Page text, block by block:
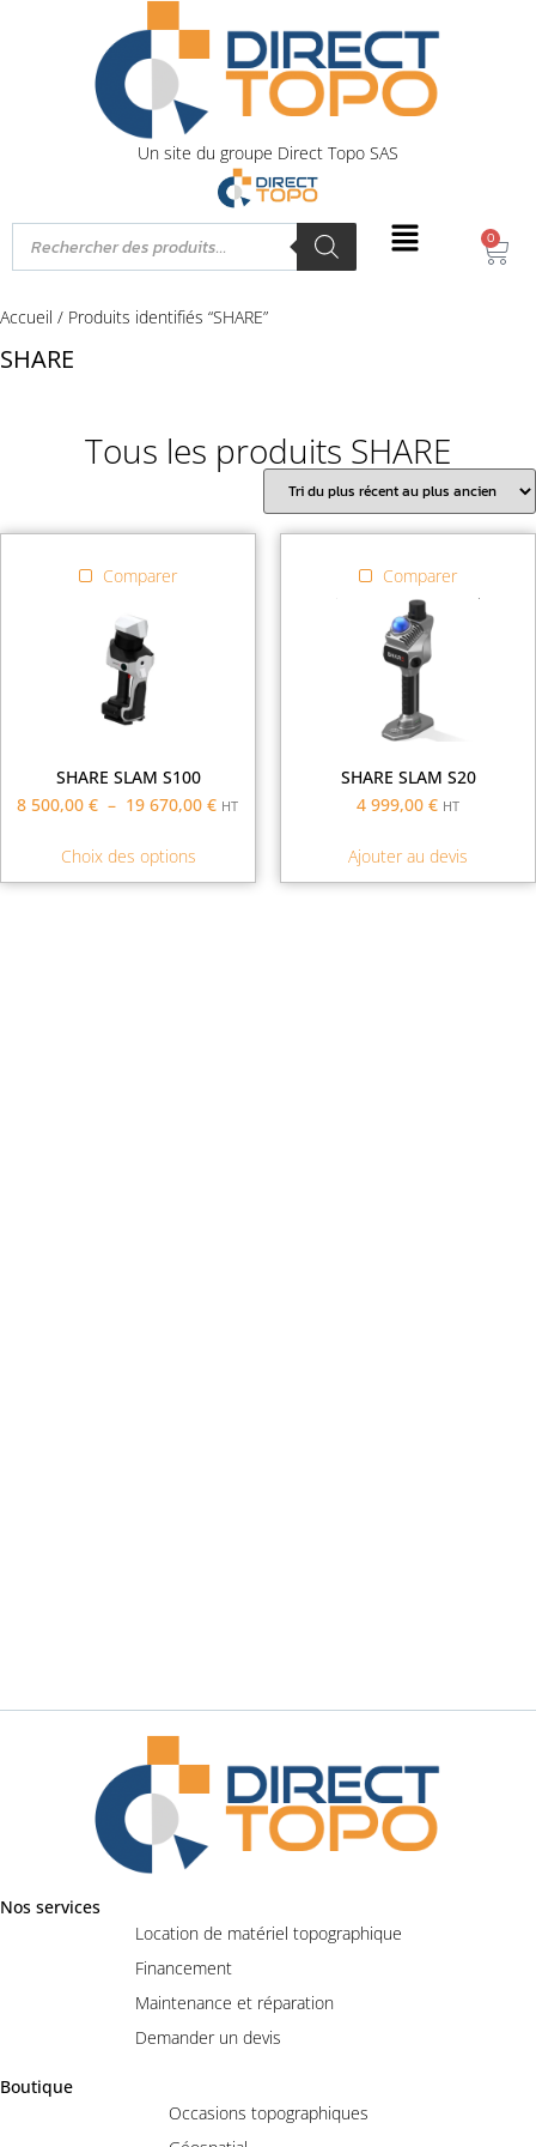
Un site du groupe Direct Topo SAS
0
Accueil / Produits identifiés “SHARE”
SHARE
Tous les produits SHARE
Comparer
SHARE SLAM S100
8 500,00€ – 19 670,00€ HT
Choix des options
Comparer
SHARE SLAM S20
4 999,00 € HT
Ajouter au devis
Nos services
Location de matériel topographique
Financement
Maintenance et réparation
Demander un devis
Boutique
Occasions topographiques